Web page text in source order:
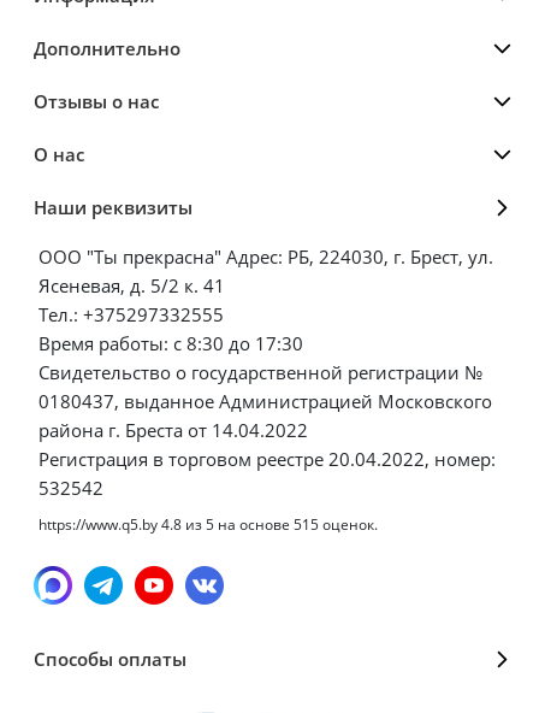
Дополнительно
Отзывы о нас
О нас
Наши реквизиты
ООО "Ты прекрасна" Адрес: РБ, 224030, г. Брест, ул.
Ясеневая, д. 5/2 к. 41
Тел.: +375297332555
Время работы: с 8:30 до 17:30
Свидетельство о государственной регистрации №
0180437, выданное Администрацией Московского
района г. Бреста от 14.04.2022
Регистрация в торговом реестре 20.04.2022, номер:
532542
https://www.q5.by4.8 из5 на основе 515оценок.
Способы оплаты